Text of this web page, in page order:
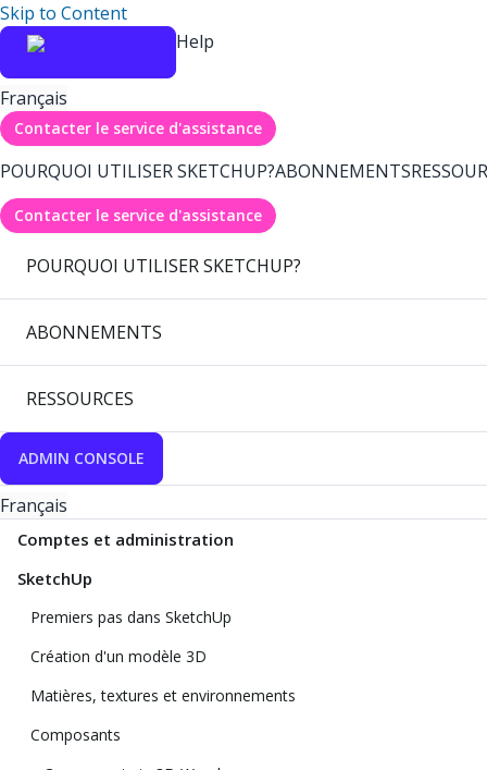
Skip to Content
Help
Français
Contacter le service d'assistance
POURQUOI UTILISER SKETCHUP?ABONNEMENTS
Contacter le service d'assistance
POURQUOI UTILISER SKETCHUP?
ABONNEMENTS
RESSOURCES
ADMIN CONSOLE
Français
Comptes et administration
SketchUp
Premiers pas dans SketchUp
Création d'un modèle 3D
Matières, textures et environnements
Composants